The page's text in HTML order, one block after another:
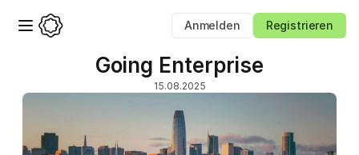
Anmelden Registrieren
Going Enterprise
15.08.2025